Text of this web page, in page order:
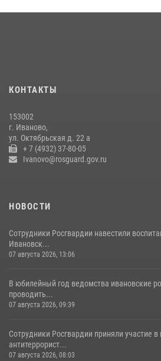
В Иванове росгвардейцы обеспечили
«Россия»
20 июля 2026, 09:12 3
КОНТАКТЫ
153002
г. Иваново,
ул. Октябрьская д. 22 а
+ 7 (4932) 37-80-05
Ivanovo@rosguard.gov.ru
НОВОСТИ
Сотрудники Росгвардии навестили
Ивановск...
07 августа 2026, 13:06
В юбилейный год ведомства ивановские
проводить...
07 августа 2026, 09:39
Сотрудники Росгвардии приняли участие
антитеррорист...
07 августа 2026, 08:03